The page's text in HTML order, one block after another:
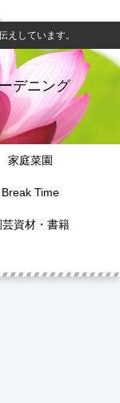
えしています。
デニング
家庭菜園
Break Time
芸資材・書籍